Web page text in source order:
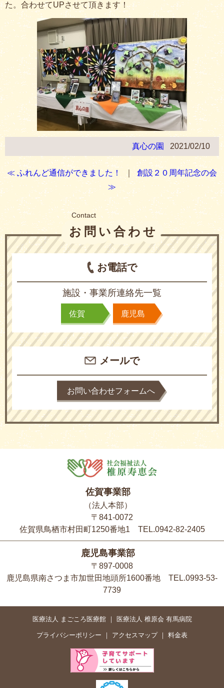
た。合わせてUPさせて頂きます！
真心の園 2021/02/10
≪ ふれんど通信ができました！ ｜創設２０周年記念の会
≫
Contact
お問い合わせ
お電話で
施設・事業所連絡先一覧
佐賀 鹿児島
メールで
お問い合わせフォームへ
佐賀事業部
（法人本部）
〒841-0072
佐賀県鳥栖市村田町1250番地1 TEL.0942-82-2405
鹿児島事業部
〒897-0008
鹿児島県南さつま市加世田地頭所1600番地 TEL.0993-53-
7739
医療法人 まごころ医療館 医療法人 椎原会 有馬病院
プライバシーポリシー アクセスマップ 料金表